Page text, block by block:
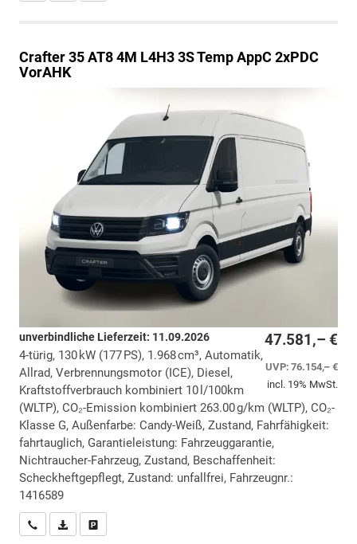
Crafter35 AT8 4M L4H3 3S Temp AppC 2xPDC
VorAHK
47.581,– €
UVP:76.154,– €
incl. 19% MwSt.
unverbindliche Lieferzeit: 11.09.2026
4-türig, 130 kW (177 PS), 1.968 cm³, Automatik,
Allrad, Verbrennungsmotor (ICE), Diesel,
Kraftstoffverbrauch kombiniert 10 l/100km
(WLTP), CO₂-Emission kombiniert 263.00 g/km (WLTP), CO₂-
Klasse G, Außenfarbe: Candy-Weiß, Zustand, Fahrfähigkeit:
fahrtauglich, Garantieleistung: Fahrzeuggarantie,
Nichtraucher-Fahrzeug, Zustand, Beschaffenheit:
Scheckheftgepflegt, Zustand: unfallfrei, Fahrzeugnr.:
1416589
Wir rufen Sie anPDF-Datei, Fahrzeugexposé drucken